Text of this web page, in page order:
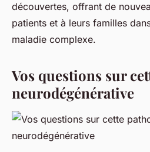
découvertes, offrant de
patients et à leurs familles
maladie complexe.
Vos questions sur
neurodégénérative